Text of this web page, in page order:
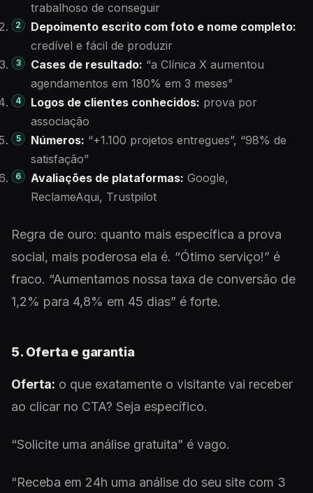
trabalhoso de conseguir
Depoimento escrito com foto e nome completo:
credível e fácil de produzir
Cases de resultado: “a Clínica X aumentou
agendamentos em 180% em 3 meses”
Logos de clientes conhecidos: prova por
associação
Números: “+1.100 projetos entregues”, “98% de
satisfação”
Avaliações de plataformas: Google,
ReclameAqui, Trustpilot
Regra de ouro: quanto mais específica a prova
social, mais poderosa ela é. “Ótimo serviço!” é
fraco. “Aumentamos nossa taxa de conversão de
1,2% para 4,8% em 45 dias” é forte.
5. Oferta e garantia
Oferta: o que exatamente o visitante vai receber
ao clicar no CTA? Seja específico.
“Solicite uma análise gratuita” é vago.
“Receba em 24h uma análise do seu site com 3